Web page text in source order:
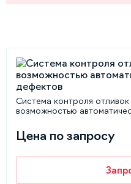
Cистема контроля
возможностью
Цена по запросу